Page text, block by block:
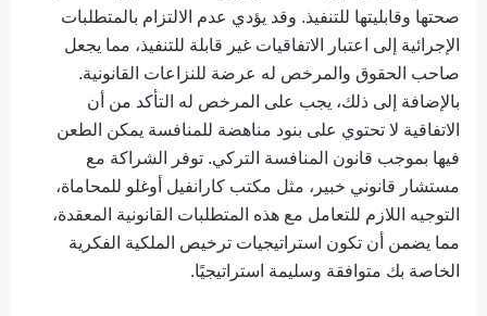
صحتها وقابليتها للتنفيذ. وقد يؤدي عدم الالتزام بالمتطلبات
الإجرائية إلى اعتبار الاتفاقيات غير قابلة للتنفيذ، مما يجعل
صاحب الحقوق والمرخص له عرضة للنزاعات القانونية.
بالإضافة إلى ذلك، يجب على المرخص له التأكد من أن
الاتفاقية لا تحتوي على بنود مناهضة للمنافسة يمكن الطعن
فيها بموجب قانون المنافسة التركي. توفر الشراكة مع
مستشار قانوني خبير، مثل مكتب كارانفيل أوغلو للمحاماة،
التوجيه اللازم للتعامل مع هذه المتطلبات القانونية المعقدة،
مما يضمن أن تكون استراتيجيات ترخيص الملكية الفكرية
الخاصة بك متوافقة وسليمة استراتيجيًا.